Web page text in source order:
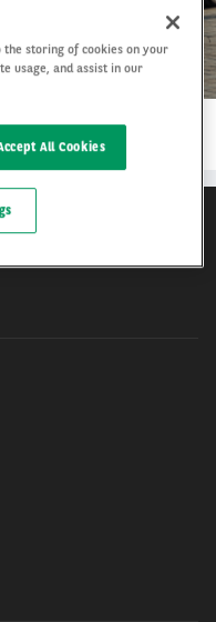
the storing of cookies on your
usage, and assist in our
All Cookies